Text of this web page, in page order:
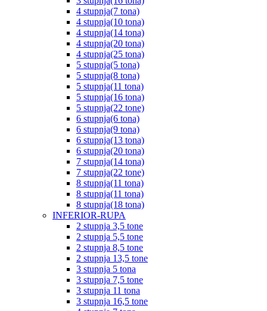
4 stupnja(7 tona)
4 stupnja(10 tona)
4 stupnja(14 tona)
4 stupnja(20 tona)
4 stupnja(25 tona)
5 stupnja(5 tona)
5 stupnja(8 tona)
5 stupnja(11 tona)
5 stupnja(16 tona)
5 stupnja(22 tone)
6 stupnja(6 tona)
6 stupnja(9 tona)
6 stupnja(13 tona)
6 stupnja(20 tona)
7 stupnja(14 tona)
7 stupnja(22 tone)
8 stupnja(11 tona)
8 stupnja(11 tona)
8 stupnja(18 tona)
INFERIOR-RUPA
2 stupnja 3,5 tone
2 stupnja 5,5 tone
2 stupnja 8,5 tone
2 stupnja 13,5 tone
3 stupnja 5 tona
3 stupnja 7,5 tone
3 stupnja 11 tona
3 stupnja 16,5 tone